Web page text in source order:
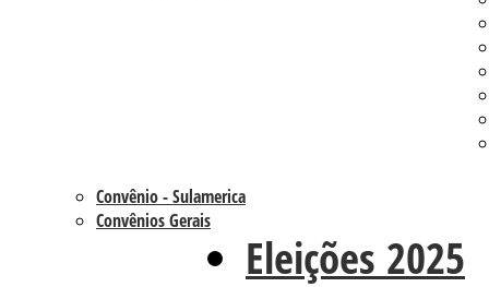
Convênio - Sulamerica
Convênios Gerais
Eleições 2025